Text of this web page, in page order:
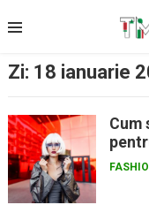
to
Zi: 18 ianuarie
Cum